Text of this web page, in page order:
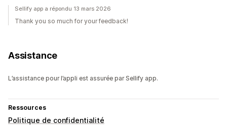
Sellify app a répondu 13 mars 2026
Thank you so much for your feedback!
Assistance
L’assistance pour l’appli est assurée par Sellify app.
Ressources
Politique de confidentialité